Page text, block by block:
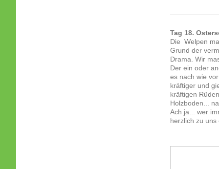
Tag 18.
Die Welpen
Grund der
Drama. Wir
Der ein oder
es nach wie
kräftiger und
kräftigen
Holzboden...
Ach ja... wer
herzlich zu